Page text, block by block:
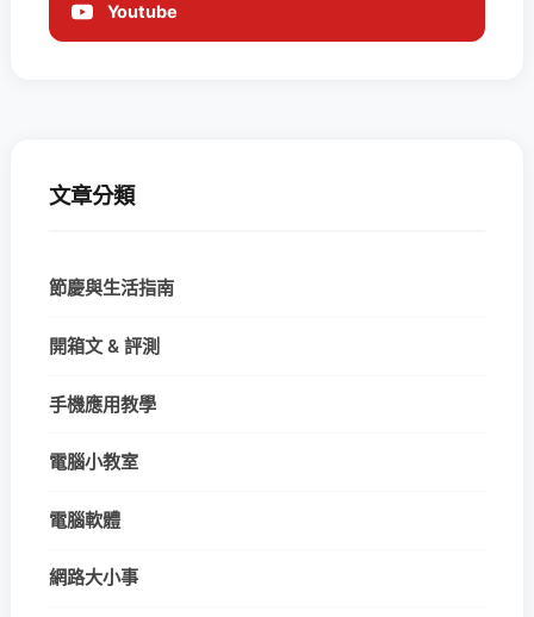
Youtube
文章分類
節慶與生活指南
開箱文 & 評測
手機應用教學
電腦小教室
電腦軟體
網路大小事